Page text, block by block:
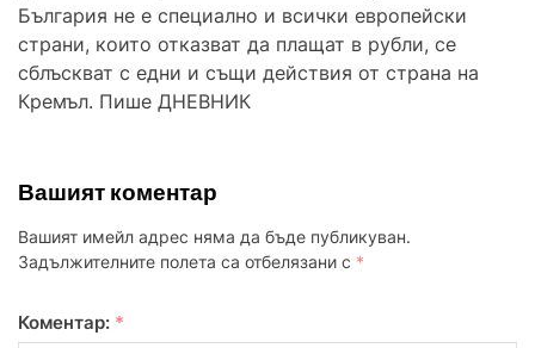
България не е специално и всички европейски
страни, които отказват да плащат в рубли, се
сблъскват с едни и същи действия от страна на
Кремъл. Пише ДНЕВНИК
Вашият коментар
Вашият имейл адрес няма да бъде публикуван.
Задължителните полета са отбелязани с *
Коментар: *